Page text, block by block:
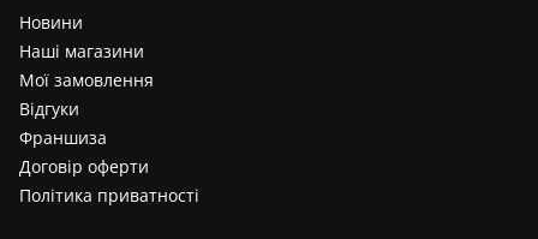
Новини
Наші магазини
Мої замовлення
Відгуки
Франшиза
Договір оферти
Політика приватності